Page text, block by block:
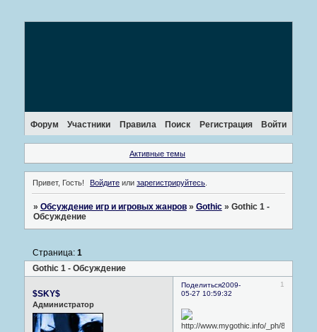
Форум Участники Правила Поиск Регистрация Войти
Активные темы
Привет, Гость! Войдите илизарегистрируйтесь
» Обсуждение игр и игровых жанров » Gothic » Gothic 1 -
Обсуждение
Gothic 1 - Обсуждение
Страница: 1
Поделиться 1
2009-
05-27 10:59:32
$SKY$
Администратор